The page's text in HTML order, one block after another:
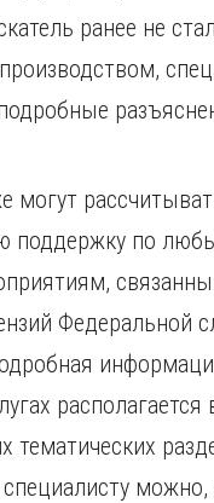
ранее не
могут
поддержку по
Федеральной
располагается
тематических
можно,